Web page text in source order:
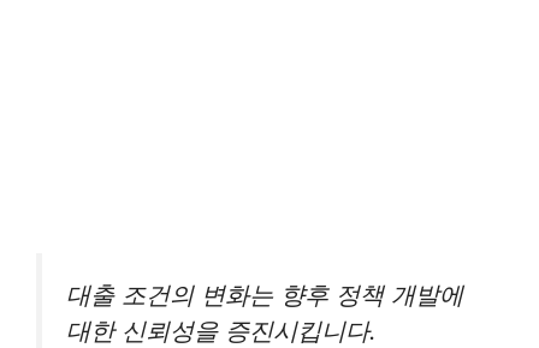
대출 조건의 변화는 향후 정책 개발에
대한 신뢰성을 증진시킵니다.